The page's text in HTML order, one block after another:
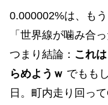
0.000002%は、も
「世界線が噛み合
つまり結論： これ
らめようｗ でもも
日。町内走り回っ